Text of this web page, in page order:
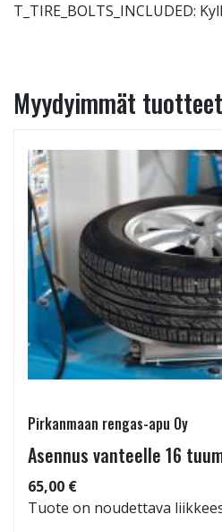
T_TIRE_BOLTS_INCLUDED:
Myydyimmät tuotteet
Pirkanmaan rengas-apu Oy
Asennus vanteelle 16
65,00 €
Tuote on noudettava